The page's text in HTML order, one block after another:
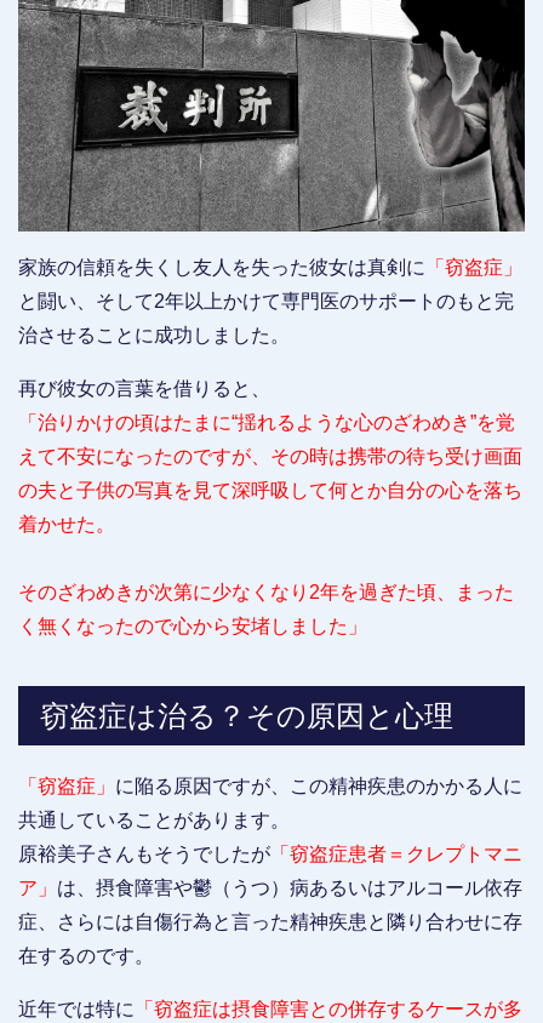
家族の信頼を失くし友人を失った彼女は真剣に
「窃盗症」
と闘い、そして2年以上かけて専門医のサポートのもと完
治させることに成功しました。
再び彼女の言葉を借りると、
「治りかけの頃はたまに“揺れるような心のざわめき”を覚
えて不安になったのですが、その時は携帯の待ち受け画面
の夫と子供の写真を見て深呼吸して何とか自分の心を落ち
着かせた。
そのざわめきが次第に少なくなり2年を過ぎた頃、まった
く無くなったので心から安堵しました」
窃盗症は治る？その原因と心理
「窃盗症」 に陥る原因ですが、この精神疾患のかかる人に
共通していることがあります。
原裕美子さんもそうでしたが 「窃盗症患者＝クレプトマニ
ア」 は、摂食障害や鬱（うつ）病あるいはアルコール依存
症、さらには自傷行為と言った精神疾患と隣り合わせに存
在するのです。
近年では特に
「窃盗症は摂食障害との併存するケースが多